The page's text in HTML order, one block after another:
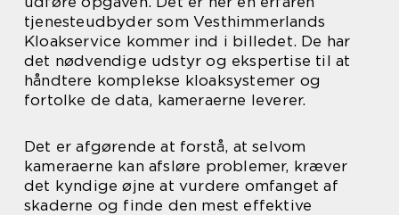
tjenesteudbyder som Vesthimmerlands
Kloakservice kommer ind i billedet. De har
det nødvendige udstyr og ekspertise til at
håndtere komplekse kloaksystemer og
fortolke de data, kameraerne leverer.
Det er afgørende at forstå, at selvom
kameraerne kan afsløre problemer, kræver
det kyndige øjne at vurdere omfanget af
skaderne og finde den mest effektive